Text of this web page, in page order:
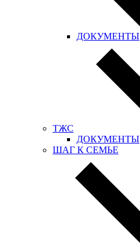
ДОКУМЕНТЫ
ТЖС
ДОКУМЕНТЫ
ШАГ К СЕМЬЕ